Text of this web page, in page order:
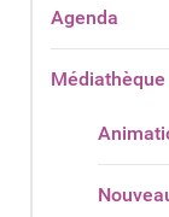
Agenda
Médiathèque